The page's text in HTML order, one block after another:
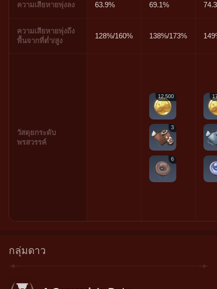
ความเสียหายพุ่งลง 63.9% 69.1%
ความเสียหายพุ่งถึง
พื้นจากที่ต่ำ/สูง
128%/160% 138%/173%
วัสดุยกระดับ
พรสวรรค์
12,500
3
6
กลุ่มดาว